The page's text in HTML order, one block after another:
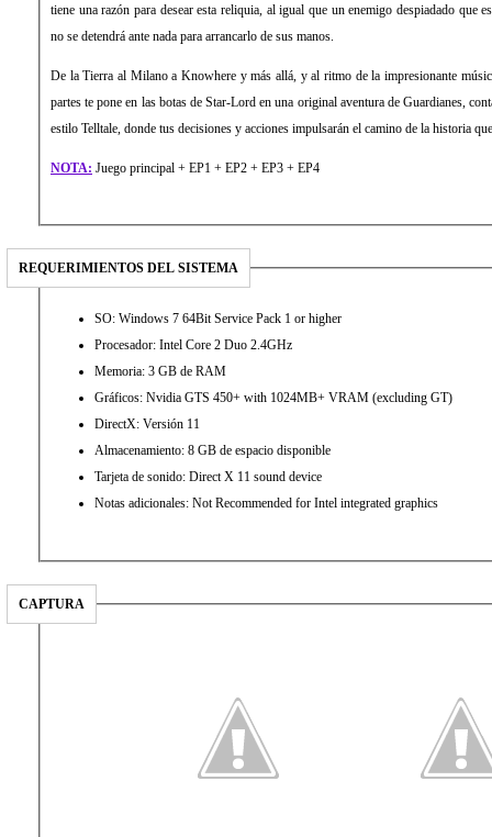
tiene una razón para desear esta reliquia, al igual que un enemigo despiadado que
no se detendrá ante nada para arrancarlo de sus manos.
De la Tierra al Milano a Knowhere y más allá, y al ritmo de la impresionante
partes te pone en las botas de Star-Lord en una original aventura de Guardianes,
estilo Telltale, donde tus decisiones y acciones impulsarán el camino de la historia
NOTA: Juego principal + EP1 + EP2 + EP3 + EP4
REQUERIMIENTOS DEL SISTEMA
SO: Windows 7 64Bit Service Pack 1 or higher
Procesador: Intel Core 2 Duo 2.4GHz
Memoria: 3 GB de RAM
Gráficos: Nvidia GTS 450+ with 1024MB+ VRAM (excluding GT)
DirectX: Versión 11
Almacenamiento: 8 GB de espacio disponible
Tarjeta de sonido: Direct X 11 sound device
Notas adicionales: Not Recommended for Intel integrated graphics
CAPTURA